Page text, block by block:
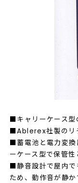
■キャリーケース型
■Ablerex社製のリ
■蓄電池と電力変換
ーケース型で保管性
■静音設計で屋内で
ため、動作音が静